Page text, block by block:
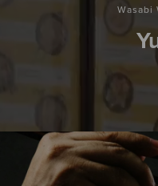
Wasabi